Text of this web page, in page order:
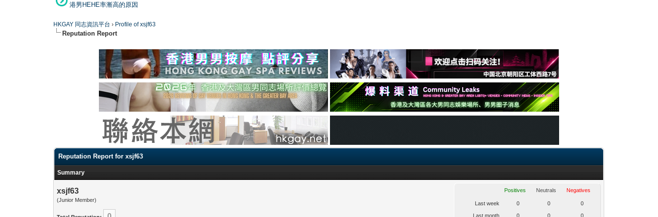
港男HEHE率漸高的原因
HKGAY 同志資訊平台 › Profile of xsjf63
Reputation Report
Reputation Report for xsjf63
Summary
xsjf63
(Junior Member)
Positives Neutrals Negatives
Last week 0 0 0
Last month 0 0 0